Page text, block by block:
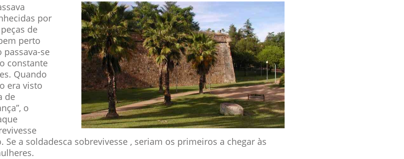
por
de
perto
se
constante
Quando
era visto
de
o
a soldadesca sobrevivesse , seriam os primeiros a chegar às